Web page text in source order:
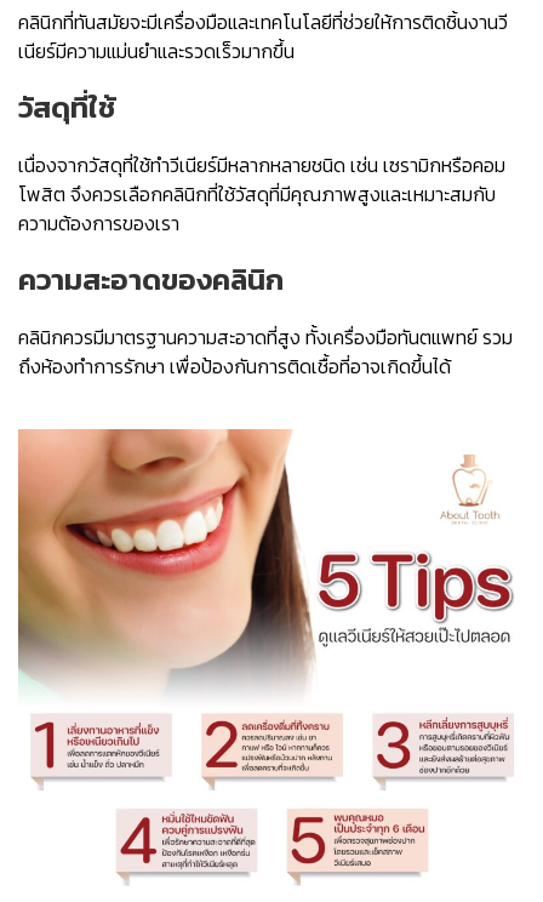
คลินิกที่ทันสมัยจะมีเครื่องมือและเทคโนโลยีที่ช่วยให้การติดชิ้นงานวี
เนียร์มีความแม่นยำและรวดเร็วมากขึ้น
วัสดุที่ใช้
เนื่องจากวัสดุที่ใช้ทำวีเนียร์มีหลากหลายชนิด เช่น เซรามิกหรือคอม
โพสิต จึงควรเลือกคลินิกที่ใช้วัสดุที่มีคุณภาพสูงและเหมาะสมกับ
ความต้องการของเรา
ความสะอาดของคลินิก
คลินิกควรมีมาตรฐานความสะอาดที่สูง ทั้งเครื่องมือทันตแพทย์ รวม
ถึงห้องทำการรักษา เพื่อป้องกันการติดเชื้อที่อาจเกิดขึ้นได้